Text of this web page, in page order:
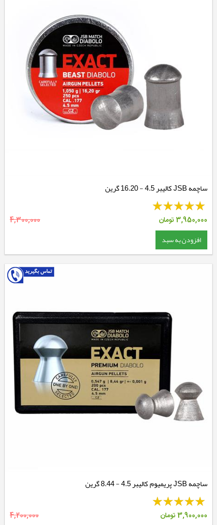
ساچمه JSB کالیبر 4.5 - 16.20 گرین
3,950,000تومان 4,300,000
افزودن به سبد
ساچمه JSB پریمیوم کالیبر 4.5 - 8.44 گرین
3,900,000تومان 4,200,000